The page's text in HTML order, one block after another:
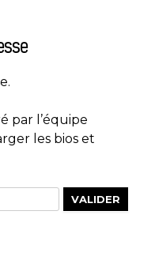
par l’équipe
les bios et